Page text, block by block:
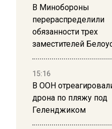
В Минобороны
перераспределили
обязанности трех
заместителей
15:16
В ООН
дрона по пляжу под
Геленджиком